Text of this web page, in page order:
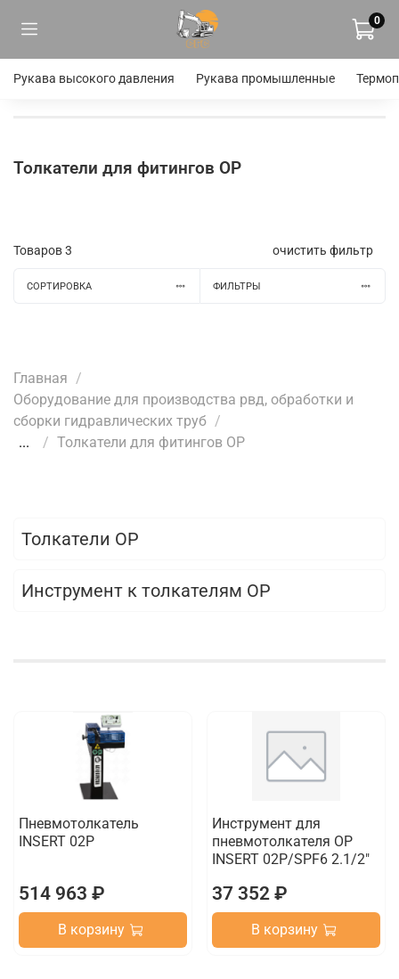
0
Рукава высокого давления Рукава промышленные
Толкатели для фитингов OP
Товаров3 очистить фильтр
СОРТИРОВКА ФИЛЬТРЫ
Главная
Оборудование для производства рвд, обработки и
сборки гидравлических труб
...
Толкатели для фитингов OP
Толкатели OP
Инструмент к толкателям OP
Пневмотолкатель
INSERT 02P
514 963 ₽
В корзину
Инструмент для
пневмотолкателя OP
INSERT 02P/SPF6 2.1/2"
37 352 ₽
В корзину